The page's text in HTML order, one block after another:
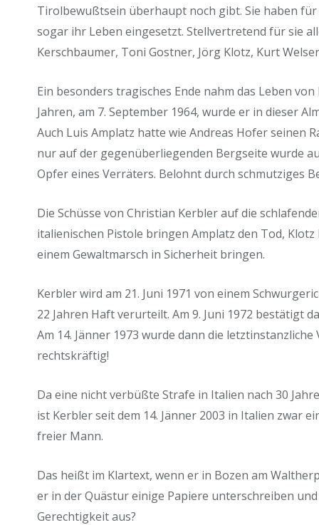
Tirolbewußtsein überhaupt noch gibt. Sie haben
sogar ihr Leben eingesetzt. Stellvertretend für sie
Kerschbaumer, Toni Gostner, Jörg Klotz, Kurt
Ein besonders tragisches Ende nahm das Leben
Jahren, am 7. September 1964, wurde er in dieser
Auch Luis Amplatz hatte wie Andreas Hofer seinen
nur auf der gegenüberliegenden Bergseite wurde
Opfer eines Verräters. Belohnt durch schmutziges
Die Schüsse von Christian Kerbler auf die
italienischen Pistole bringen Amplatz den Tod,
einem Gewaltmarsch in Sicherheit bringen.
Kerbler wird am 21. Juni 1971 von einem
22 Jahren Haft verurteilt. Am 9. Juni 1972 bestätigt
Am 14. Jänner 1973 wurde dann die
rechtskräftig!
Da eine nicht verbüßte Strafe in Italien nach 30
ist Kerbler seit dem 14. Jänner 2003 in Italien zwar
freier Mann.
Das heißt im Klartext, wenn er in Bozen am
er in der Quästur einige Papiere unterschreiben
Gerechtigkeit aus?